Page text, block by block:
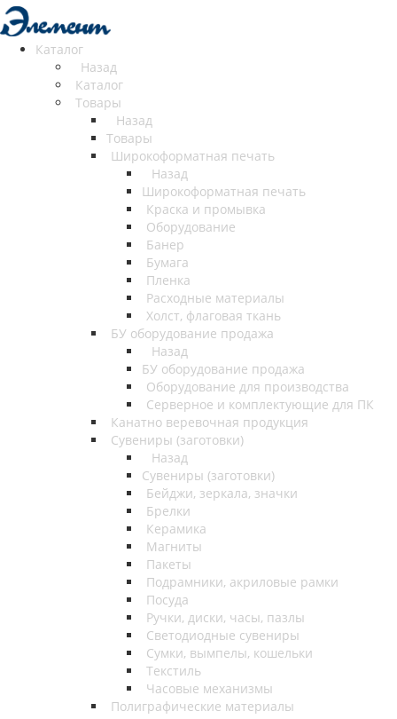
Каталог
Назад
Каталог
Товары
Назад
Товары
Широкоформатная печать
Назад
Широкоформатная печать
Краска и промывка
Оборудование
Банер
Бумага
Пленка
Расходные материалы
Холст, флаговая ткань
БУ оборудование продажа
Назад
БУ оборудование продажа
Оборудование для производства
Серверное и комплектующие для ПК
Канатно веревочная продукция
Сувениры (заготовки)
Назад
Сувениры (заготовки)
Бейджи, зеркала, значки
Брелки
Керамика
Магниты
Пакеты
Подрамники, акриловые рамки
Посуда
Ручки, диски, часы, пазлы
Светодиодные сувениры
Сумки, вымпелы, кошельки
Текстиль
Часовые механизмы
Полиграфические материалы